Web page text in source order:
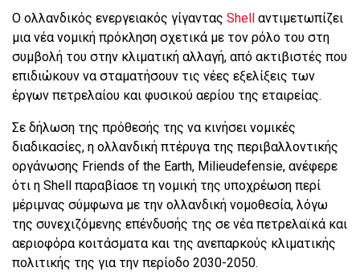
Ο ολλανδικός ενεργειακός γίγαντας Shell
αντιμετωπίζει
μια νέα νομική πρόκληση σχετικά με τον ρόλο του στη
συμβολή του στην κλιματική αλλαγή, από ακτιβιστές που
επιδιώκουν να σταματήσουν τις νέες εξελίξεις των
έργων πετρελαίου και φυσικού αερίου της εταιρείας.
Σε δήλωση της πρόθεσής της να κινήσει νομικές
διαδικασίες, η ολλανδική πτέρυγα της περιβαλλοντικής
οργάνωσης Friends of the Earth, Milieudefensie, ανέφερε
ότι η Shell παραβίασε τη νομική της υποχρέωση περί
μέριμνας σύμφωνα με την ολλανδική νομοθεσία, λόγω
της συνεχιζόμενης επένδυσής της σε νέα πετρελαϊκά και
αεριοφόρα κοιτάσματα και της ανεπαρκούς κλιματικής
πολιτικής της για την περίοδο 2030-2050.